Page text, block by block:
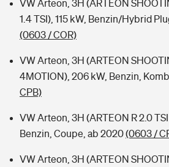
VW Arteon, 3H (ARTEON
1.4 TSI), 115 kW, Benzin/Hybrid
(0603 / COR)
VW Arteon, 3H (ARTEON
4MOTION), 206 kW, Benzin,
CPB)
VW Arteon, 3H (ARTEON R 2.0
Benzin, Coupe, ab 2020(0603 /
VW Arteon, 3H (ARTEON